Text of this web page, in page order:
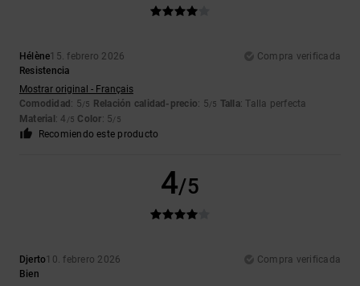
Hélène15. febrero 2026
Compra verificada
Resistencia
Mostrar original - Français
Comodidad : 5/5 Relación calidad-precio: 5/5 Talla: Talla perfecta
Material : 4 /5 Color: 5/5
Recomiendo este producto
4/5
Djerto10. febrero 2026
Compra verificada
Bien